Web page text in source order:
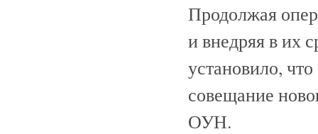
Продолжая
и внедряя в их
установило,
совещание
ОУН.